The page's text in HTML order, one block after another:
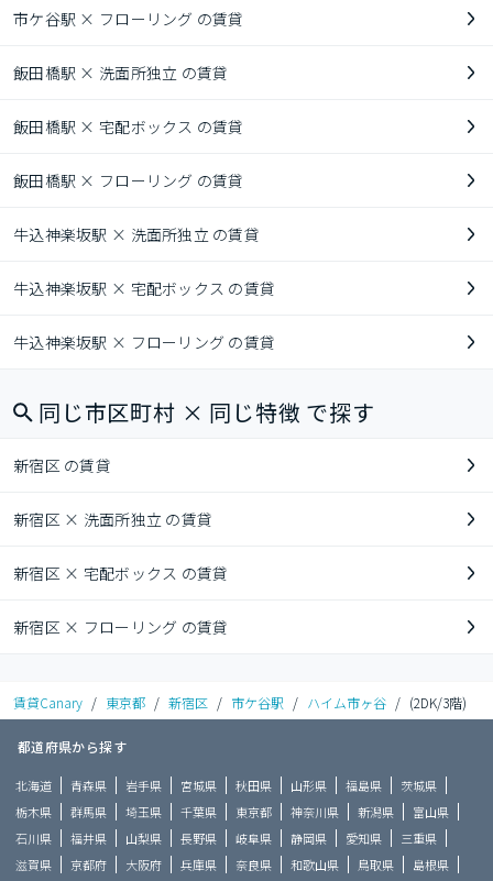
市ケ谷駅 × フローリング の賃貸
飯田橋駅 × 洗面所独立 の賃貸
飯田橋駅 × 宅配ボックス の賃貸
飯田橋駅 × フローリング の賃貸
牛込神楽坂駅 × 洗面所独立 の賃貸
牛込神楽坂駅 × 宅配ボックス の賃貸
牛込神楽坂駅 × フローリング の賃貸
同じ市区町村 × 同じ特徴 で探す
新宿区 の賃貸
新宿区 × 洗面所独立 の賃貸
新宿区 × 宅配ボックス の賃貸
新宿区 × フローリング の賃貸
賃貸Canary / 東京都 / 新宿区 / 市ケ谷駅 / ハイム市ヶ谷 / (2DK/3階)
都道府県から探す
北海道 青森県 岩手県 宮城県 秋田県 山形県 福島県
茨城県
栃木県
群馬県 埼玉県 千葉県 東京都 神奈川県 新潟県
富山県
石川県
福井県 山梨県 長野県 岐阜県 静岡県 愛知県
三重県
滋賀県
京都府 大阪府 兵庫県 奈良県 和歌山県 鳥取県
島根県